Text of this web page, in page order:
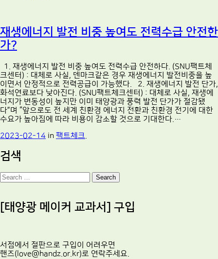
재생에너지 발전 비중 높여도 전력수급 안전한
가?
1. 재생에너지 발전 비중 높여도 전력수급 안전하다. (SNU팩트체
크센터) : 대체로 사실, 덴마크같은 경우 재생에너지 발전비중을 높
이면서 안정적으로 전력공급이 가능했다. 2. 재생에너지 발전 단가,
화석연료보다 낮아진다. (SNU팩트체크센터) : 대체로 사실, 재생에
너지가 변동성이 높지만 이미 태양광과 풍력 발전 단가가 절감됐
다”며 “앞으로도 전 세계 친환경 에너지 전환과 친환경 전기에 대한
수요가 높아짐에 따라 비용이 감소할 것으로 기대한다.…
2023-02-14 in 팩트체크
검색
Search
[태양광 메이커 교과서] 구입
서점에서 절판으로 구입이 어려우면
핸즈(love@handz.or.kr)로 연락주세요.